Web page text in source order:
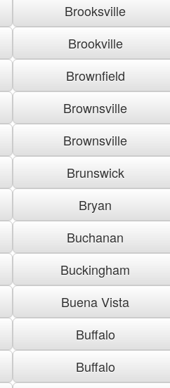
Brooksville
Brookville
Brownfield
Brownsville
Brownsville
Brunswick
Bryan
Buchanan
Buckingham
Buena Vista
Buffalo
Buffalo